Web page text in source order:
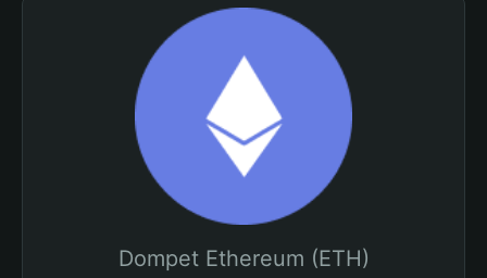
Dompet Ethereum (ETH)